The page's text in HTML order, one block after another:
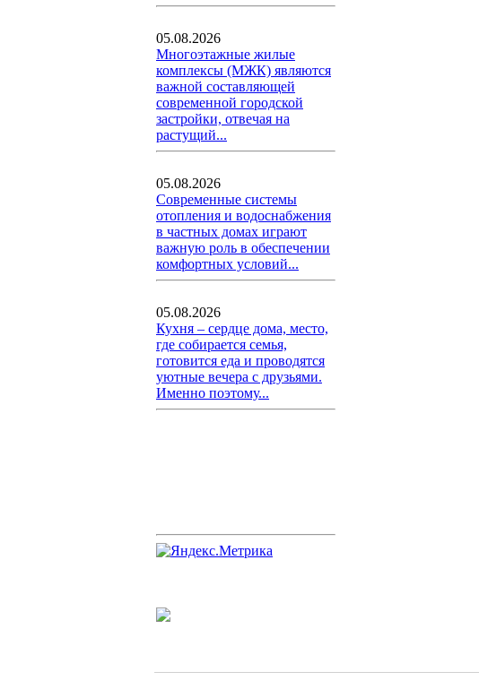
05.08.2026
Многоэтажные жилые
комплексы (МЖК) являются
важной составляющей
современной городской
застройки, отвечая на
растущий...
05.08.2026
Современные системы
отопления и водоснабжения
в частных домах играют
важную роль в обеспечении
комфортных условий...
05.08.2026
Кухня – сердце дома, место,
где собирается семья,
готовится еда и проводятся
уютные вечера с друзьями.
Именно поэтому...